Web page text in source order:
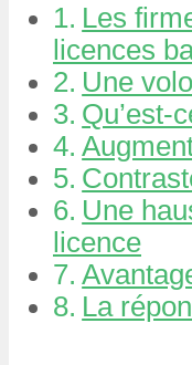
Les
licences
Une
Qu’est-
Une
licence
La